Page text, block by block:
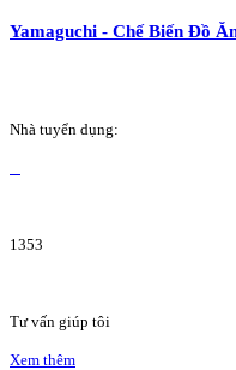
Yamaguchi - Chế Biến Đồ
Nhà tuyển dụng:
1353
Tư vấn giúp tôi
Xem thêm